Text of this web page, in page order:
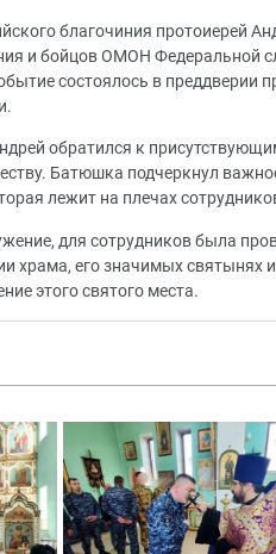
благочиния протоиерей
и бойцов ОМОН Федеральной
состоялось в преддверии
обратился к
Батюшка подчеркнул
лежит на плечах
для сотрудников была
храма, его значимых святынях
этого святого места.